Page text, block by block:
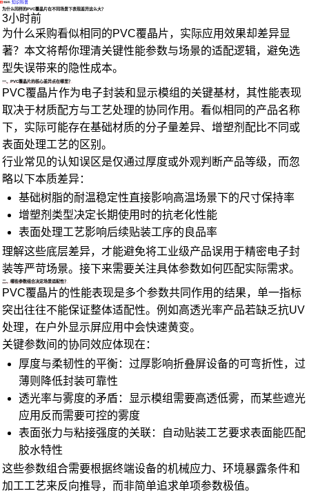
·知识科普
为什么同样的PVC覆晶片在不同场景下表现差异这么大？
3小时前
为什么采购看似相同的PVC覆晶片，实际应用效果却差异显
著？本文将帮你理清关键性能参数与场景的适配逻辑，避免选
型失误带来的隐性成本。
一、PVC覆晶片的核心差异点在哪里？
PVC覆晶片作为电子封装和显示模组的关键基材，其性能表现
取决于材质配方与工艺处理的协同作用。看似相同的产品名称
下，实际可能存在基础材质的分子量差异、增塑剂配比不同或
表面处理工艺的区别。
行业常见的认知误区是仅通过厚度或外观判断产品等级，而忽
略以下本质差异：
基础树脂的耐温稳定性直接影响高温场景下的尺寸保持率
增塑剂类型决定长期使用时的抗老化性能
表面处理工艺影响后续贴装工序的良品率
理解这些底层差异，才能避免将工业级产品误用于精密电子封
装等严苛场景。接下来需要关注具体参数如何匹配实际需求。
二、哪些参数组合决定场景适配性？
PVC覆晶片的性能表现是多个参数共同作用的结果，单一指标
突出往往不能保证整体适配性。例如高透光率产品若缺乏抗UV
处理，在户外显示屏应用中会快速黄变。
关键参数间的协同效应体现在：
厚度与柔韧性的平衡：过厚影响折叠屏设备的可弯折性，过
薄则降低封装可靠性
透光率与雾度的矛盾：显示模组需要高透低雾，而某些遮光
应用反而需要可控的雾度
表面张力与粘接强度的关联：自动贴装工艺要求表面能匹配
胶水特性
这些参数组合需要根据终端设备的机械应力、环境暴露条件和
加工工艺来反向推导，而非简单追求单项参数极值。